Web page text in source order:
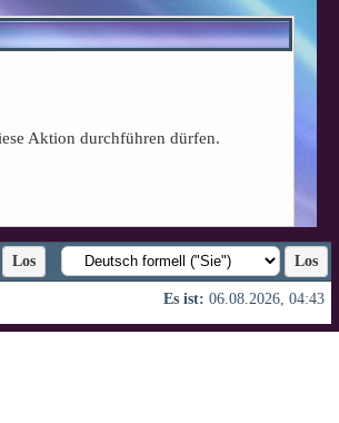
Aktion durchführen dürfen.
Es ist: 06.08.2026, 04:43